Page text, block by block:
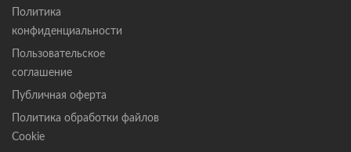
Политика
конфиденциальности
Пользовательское
соглашение
Публичная оферта
Политика обработки файлов
Cookie